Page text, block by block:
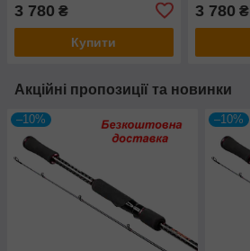
3 780 ₴
Купити
3 780 ₴
Акційні пропозиції та новинки
–10% –10%